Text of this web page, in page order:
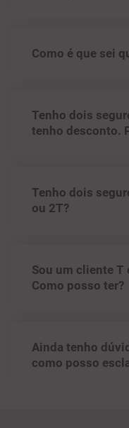
Como é que sei
Tenho dois
tenho desconto.
Tenho dois
ou 2T?
Sou um cliente T
Como posso ter?
Ainda tenho
como posso